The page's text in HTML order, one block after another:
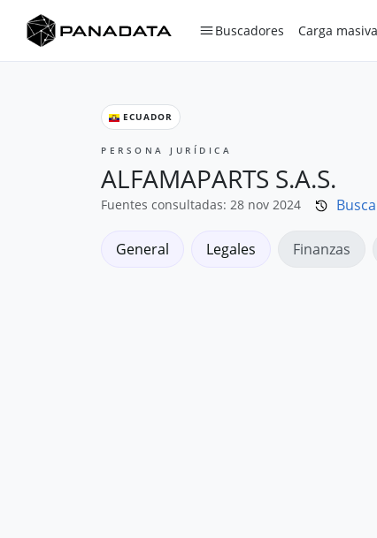
Buscadores Carga masiva
ECUADOR
PERSONA JURÍDICA
ALFAMAPARTS S.A.S.
Fuentes consultadas: 28 nov 2024
General Legales Finanzas